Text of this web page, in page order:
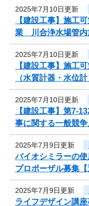
2025年7月10日更新
【建設工事】施工
業 川合浄水場管内
2025年7月10日更新
【建設工事】施工
（水質計器・水位
2025年7月10日更新
【建設工事】第7-
事に関する一般競
2025年7月9日更新
バイオシミラーの
プロポーザル募集【
2025年7月9日更新
ライフデザイン講